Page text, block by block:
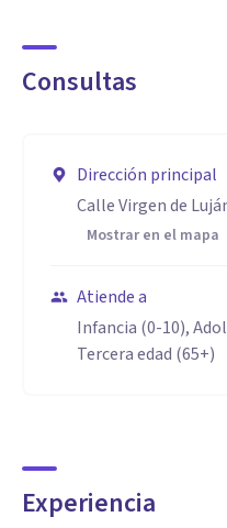
Consultas
Dirección principal
Calle Virgen de
Mostrar en el mapa
Atiende a
Infancia (0-10),
Tercera edad (65+)
Experiencia